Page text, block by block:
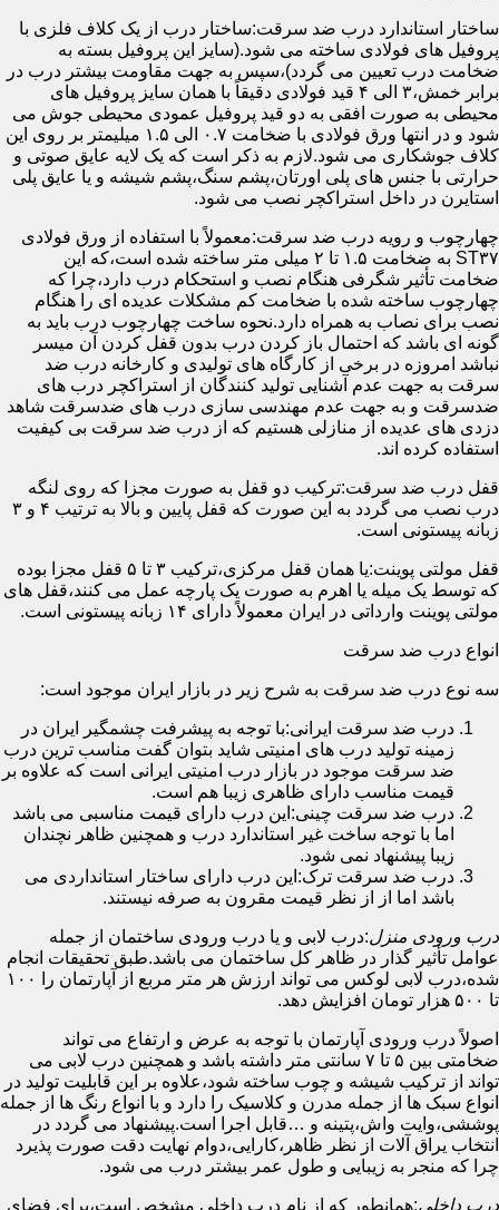
ساختار استاندارد درب ضد سرقت:ساختار درب از یک کلاف فلزی با
پروفیل های فولادی ساخته می شود.(سایز این پروفیل بسته به
ضخامت درب تعیین می گردد)،سپس به جهت مقاومت بیشتر درب در
برابر خمش،۳ الی ۴ قید فولادی دقیقاً با همان سایز پروفیل های
محیطی به صورت افقی به دو قید پروفیل عمودی محیطی جوش می
شود و در انتها ورق فولادی با ضخامت ۰.۷ الی ۱.۵ میلیمتر بر روی این
کلاف جوشکاری می شود.لازم به ذکر است که یک لایه عایق صوتی و
حرارتی با جنس های پلی اورتان،پشم سنگ،پشم شیشه و یا عایق پلی
استایرن در داخل استراکچر نصب می شود.
چهارچوب و رویه درب ضد سرقت:معمولاً با استفاده از ورق فولادی
ST۳۷ به ضخامت ۱.۵ تا ۲ میلی متر ساخته شده است،که این
ضخامت تأثیر شگرفی هنگام نصب و استحکام درب دارد،چرا که
چهارچوب ساخته شده با ضخامت کم مشکلات عدیده ای را هنگام
نصب برای نصاب به همراه دارد.نحوه ساخت چهارچوب درب باید به
گونه ای باشد که احتمال باز کردن درب بدون قفل کردن آن میسر
نباشد امروزه در برخی از کارگاه های تولیدی و کارخانه درب ضد
سرقت به جهت عدم آشنایی تولید کنندگان از استراکچر درب های
ضدسرقت و به جهت عدم مهندسی سازی درب های ضدسرقت شاهد
دزدی های عدیده از منازلی هستیم که از درب ضد سرقت بی کیفیت
استفاده کرده اند.
قفل درب ضد سرقت:ترکیب دو قفل به صورت مجزا که روی لنگه
درب نصب می گردد به این صورت که قفل پایین و بالا به ترتیب ۴ و ۳
زبانه پیستونی است.
قفل مولتی پوینت:یا همان قفل مرکزی،ترکیب ۳ تا ۵ قفل مجزا بوده
که توسط یک میله یا اهرم به صورت یک پارچه عمل می کنند،قفل های
مولتی پوینت وارداتی در ایران معمولاً دارای ۱۴ زبانه پیستونی است.
انواع درب ضد سرقت
سه نوع درب ضد سرقت به شرح زیر در بازار ایران موجود است:
درب ضد سرقت ایرانی:با توجه به پیشرفت چشمگیر ایران در
زمینه تولید درب های امنیتی شاید بتوان گفت مناسب ترین درب
ضد سرقت موجود در بازار درب امنیتی ایرانی است که علاوه بر
قیمت مناسب دارای ظاهری زیبا هم است.
درب ضد سرقت چینی:این درب دارای قیمت مناسبی می باشد
اما با توجه ساخت غیر استاندارد درب و همچنین ظاهر نچندان
زیبا پیشنهاد نمی شود.
درب ضد سرقت ترک:این درب دارای ساختار استانداردی می
باشد اما از از نظر قیمت مقرون به صرفه نیستند.
درب ورودی منزل:درب لابی و یا درب ورودی ساختمان از جمله
عوامل تأثیر گذار در ظاهر کل ساختمان می باشد.طبق تحقیقات انجام
شده،درب لابی لوکس می تواند ارزش هر متر مربع از آپارتمان را ۱۰۰
تا ۵۰۰ هزار تومان افزایش دهد.
اصولاً درب ورودی آپارتمان با توجه به عرض و ارتفاع می تواند
ضخامتی بین ۵ تا ۷ سانتی متر داشته باشد و همچنین درب لابی می
تواند از ترکیب شیشه و چوب ساخته شود،علاوه بر این قابلیت تولید در
انواع سبک ها از جمله مدرن و کلاسیک را دارد و با انواع رنگ ها از جمله
پوششی،وایت واش،پتینه و …قابل اجرا است.پیشنهاد می گردد در
انتخاب یراق آلات از نظر ظاهر،کارایی،دوام نهایت دقت صورت پذیرد
چرا که منجر به زیبایی و طول عمر بیشتر درب می شود.
درب داخلی:همانطور که از نام درب داخلی مشخص است،برای فضای